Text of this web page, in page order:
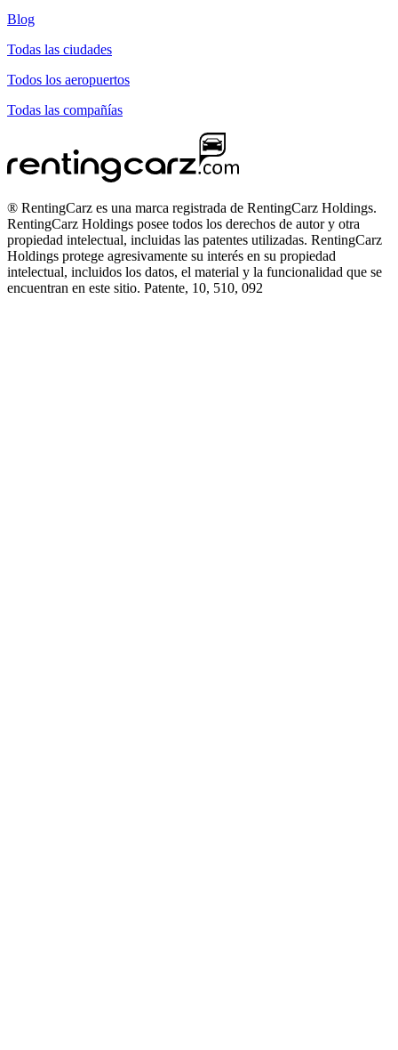
Blog
Todas las ciudades
Todos los aeropuertos
Todas las compañías
® RentingCarz es una marca registrada de RentingCarz Holdings.
RentingCarz Holdings posee todos los derechos de autor y otra
propiedad intelectual, incluidas las patentes utilizadas. RentingCarz
Holdings protege agresivamente su interés en su propiedad
intelectual, incluidos los datos, el material y la funcionalidad que se
encuentran en este sitio. Patente, 10, 510, 092